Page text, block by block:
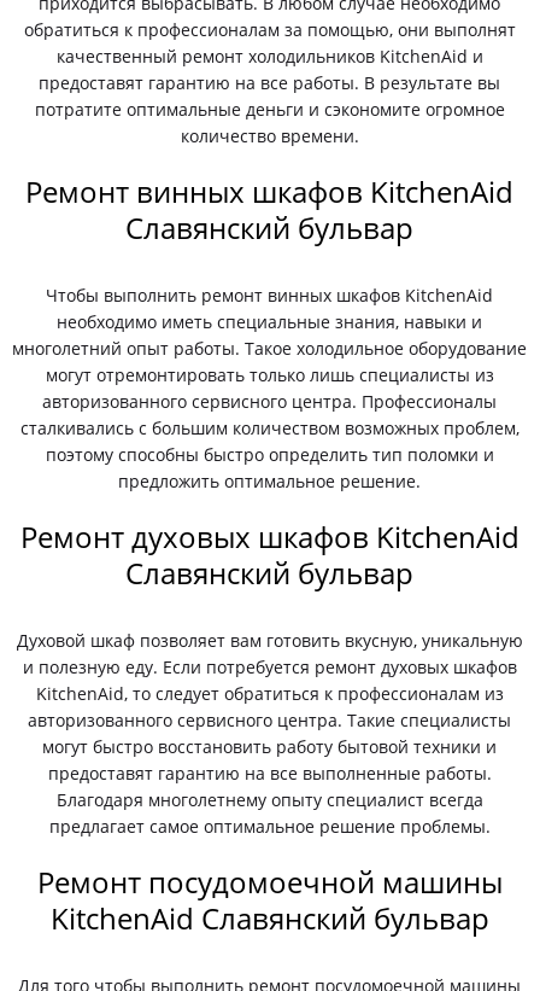
обратиться к профессионалам за помощью, они выполнят
качественный ремонт холодильников KitchenAid и
предоставят гарантию на все работы. В результате вы
потратите оптимальные деньги и сэкономите огромное
количество времени.
Ремонт винных шкафов KitchenAid
Славянский бульвар
Чтобы выполнить ремонт винных шкафов KitchenAid
необходимо иметь специальные знания, навыки и
многолетний опыт работы. Такое холодильное оборудование
могут отремонтировать только лишь специалисты из
авторизованного сервисного центра. Профессионалы
сталкивались с большим количеством возможных проблем,
поэтому способны быстро определить тип поломки и
предложить оптимальное решение.
Ремонт духовых шкафов KitchenAid
Славянский бульвар
Духовой шкаф позволяет вам готовить вкусную, уникальную
и полезную еду. Если потребуется ремонт духовых шкафов
KitchenAid, то следует обратиться к профессионалам из
авторизованного сервисного центра. Такие специалисты
могут быстро восстановить работу бытовой техники и
предоставят гарантию на все выполненные работы.
Благодаря многолетнему опыту специалист всегда
предлагает самое оптимальное решение проблемы.
Ремонт посудомоечной машины
KitchenAid Славянский бульвар
Для того чтобы выполнить ремонт посудомоечной машины